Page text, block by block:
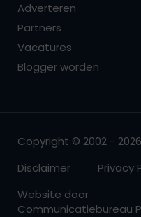
Adverteren
Partners
Vacatures
Blogger worden
Copyright © 2002 -
Disclaimer
Privacy
Website door
Communicatiebureau